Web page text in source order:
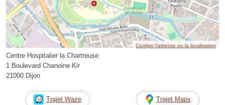
Corriger l’adresse ou la localisation
Centre Hospitalier la Chartreuse
1 Boulevard Chanoine Kir
21000 Dijon
Trajet Waze Trajet Maps